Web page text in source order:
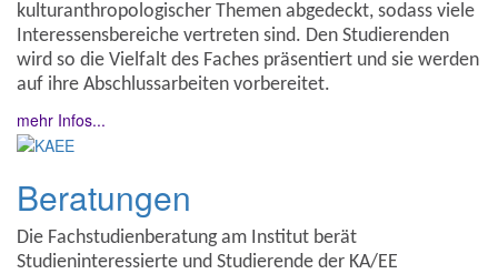
kulturanthropologischer Themen abgedeckt, sodass viele
Interessensbereiche vertreten sind. Den Studierenden
wird so die Vielfalt des Faches präsentiert und sie werden
auf ihre Abschlussarbeiten vorbereitet.
mehr Infos...
Beratungen
Die Fachstudienberatung am Institut berät
Studieninteressierte und Studierende der KA/EE